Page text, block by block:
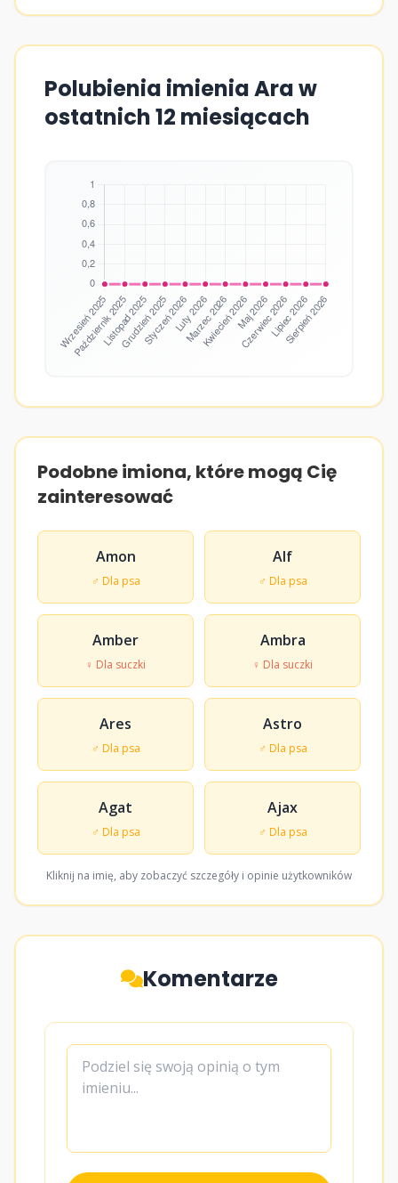
Polubienia imienia Ara w
ostatnich 12 miesiącach
Podobne imiona, które mogą Cię
zainteresować
Amon
♂ Dla psa
Alf
♂ Dla psa
Amber
♀ Dla suczki
Ambra
♀ Dla suczki
Ares
♂ Dla psa
Astro
♂ Dla psa
Agat
♂ Dla psa
Ajax
♂ Dla psa
Kliknij na imię, aby zobaczyć szczegóły i opinie użytkowników
Komentarze